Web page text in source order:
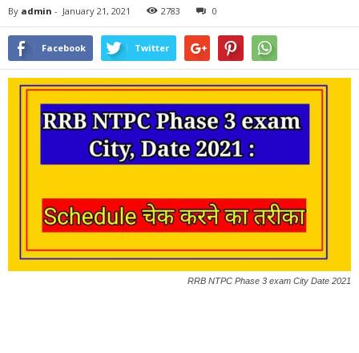
By admin - January 21, 2021 2783 0
Facebook Twitter
RRB NTPC Phase 3 exam City Date 2021